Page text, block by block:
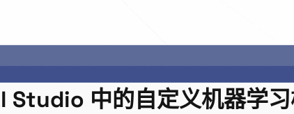
Studio 中的自定义机器学